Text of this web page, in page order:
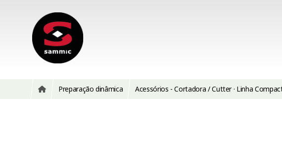
Preparação dinâmica Acessórios - Cortadora / Cutter · Linha